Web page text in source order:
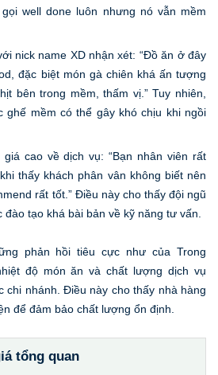
well done luôn nhưng nó vẫn mềm
nick name XD nhận xét: “Đồ ăn ở đây
đặc biệt món gà chiên khá ấn tượng
bên trong mềm, thấm vị.” Tuy nhiên,
ghế mềm có thể gây khó chịu khi ngồi
cao về dịch vụ: “Bạn nhân viên rất
thấy khách phân vân không biết nên
rất tốt.” Điều này cho thấy đội ngũ
đào tạo khá bài bản về kỹ năng tư vấn.
phản hồi tiêu cực như của Trong
độ món ăn và chất lượng dịch vụ
chi nhánh. Điều này cho thấy nhà hàng
để đảm bảo chất lượng ổn định.
tổng quan